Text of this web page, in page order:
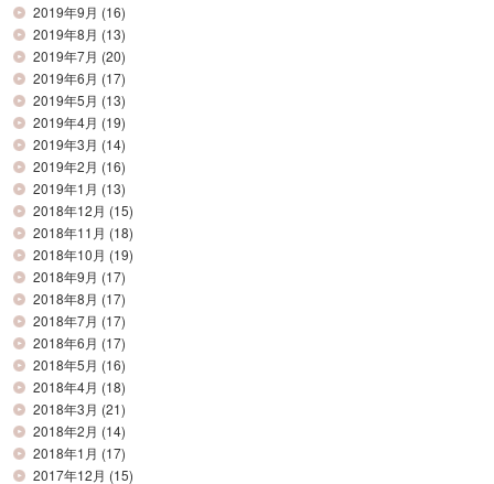
2019年9月 (16)
2019年8月 (13)
2019年7月 (20)
2019年6月 (17)
2019年5月 (13)
2019年4月 (19)
2019年3月 (14)
2019年2月 (16)
2019年1月 (13)
2018年12月 (15)
2018年11月 (18)
2018年10月 (19)
2018年9月 (17)
2018年8月 (17)
2018年7月 (17)
2018年6月 (17)
2018年5月 (16)
2018年4月 (18)
2018年3月 (21)
2018年2月 (14)
2018年1月 (17)
2017年12月 (15)